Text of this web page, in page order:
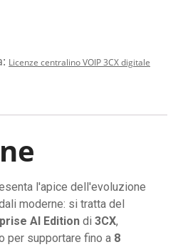
Licenze centralino VOIP 3CX digitale
l'apice dell'evoluzione
moderne: si tratta del
AI Edition di 3CX,
per supportare fino a 8